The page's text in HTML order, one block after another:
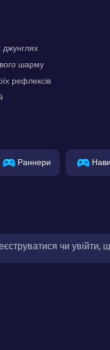
шарму
рефлексів
Раннери
чи увійти,